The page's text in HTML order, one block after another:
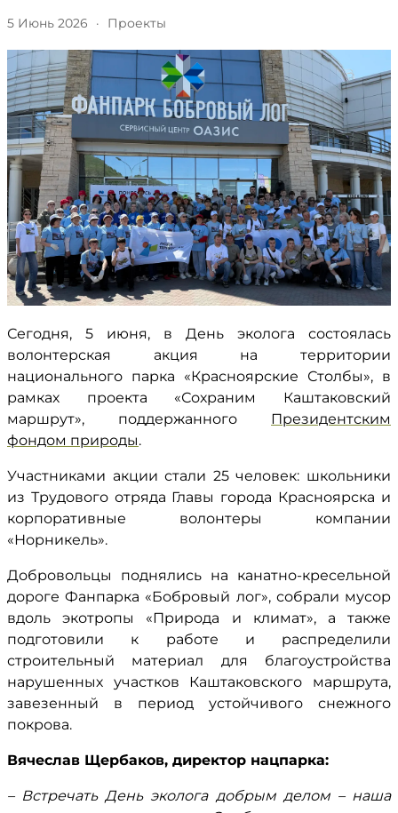
5 Июнь 2026 · Проекты
Сегодня, 5 июня, в День эколога состоялась
волонтерская акция на территории
национального парка «Красноярские Столбы», в
рамках проекта «Сохраним Каштаковский
маршрут», поддержанного Президентским
фондом природы.
Участниками акции стали 25 человек: школьники
из Трудового отряда Главы города Красноярска и
корпоративные волонтеры компании
«Норникель».
Добровольцы поднялись на канатно-кресельной
дороге Фанпарка «Бобровый лог», собрали мусор
вдоль экотропы «Природа и климат», а также
подготовили к работе и распределили
строительный материал для благоустройства
нарушенных участков Каштаковского маршрута,
завезенный в период устойчивого снежного
покрова.
Вячеслав Щербаков, директор нацпарка:
– Встречать День эколога добрым делом – наша